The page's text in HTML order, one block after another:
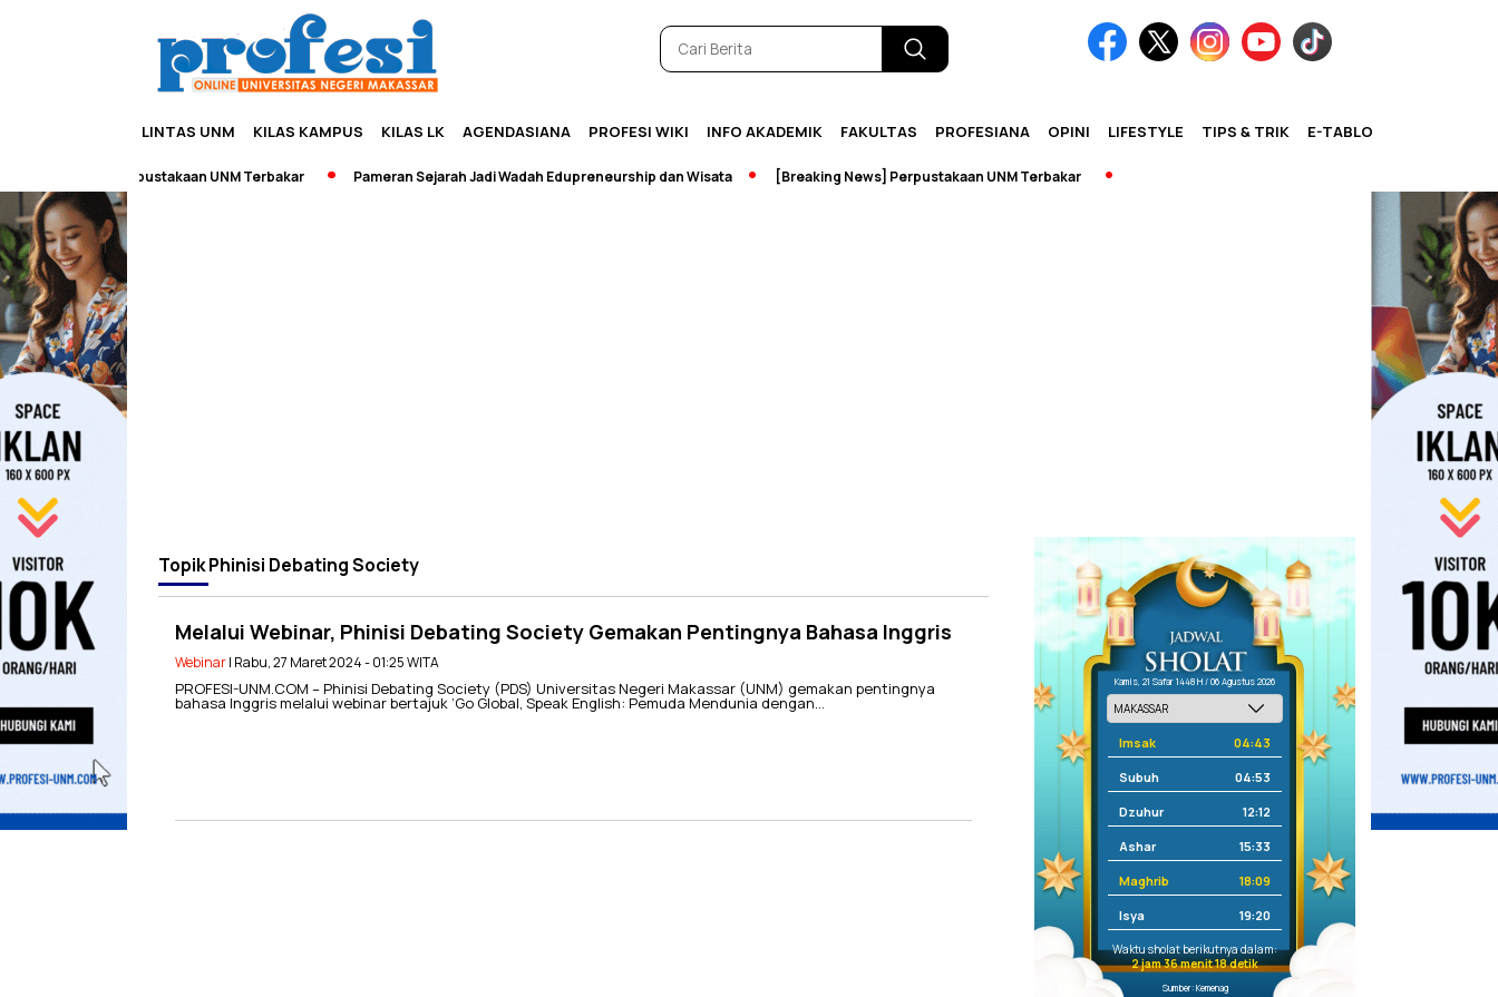
LINTAS UNM KILAS KAMPUS KILAS LK AGENDASIANA PROFESI WIKI INFO AKADEMIK FAKULTAS PROFESIANA OPINI LIFESTYLE TIPS & TRIK E-TABLOID
News] Perpustakaan UNM Terbakar Pameran Sejarah Jadi Wadah Edupreneurship dan Wisata [Breaking News] Perpustakaan UNM Terbakar
TopikPhinisi Debating Society
Melalui Webinar, Phinisi Debating Society Gemakan Pentingnya Bahasa Inggris
Webinar| Rabu, 27 Maret 2024 - 01:25 WITA
PROFESI-UNM.COM – Phinisi Debating Society (PDS) Universitas Negeri Makassar (UNM) gemakan pentingnya
bahasa Inggris melalui webinar bertajuk ‘Go Global, Speak English: Pemuda Mendunia dengan…
Kamis, 21 Safar 1448 H / 06 Agustus 2026
Imsak 04:43
Subuh 04:53
Dzuhur 12:12
Ashar 15:33
Maghrib 18:09
Isya 19:20
Waktu sholat berikutnya dalam:
2 jam 36 menit 17 detik
Sumber: Kemenag